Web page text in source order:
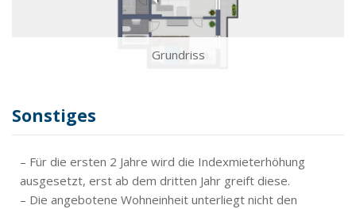
Grundriss
Sonstiges
– Für die ersten 2 Jahre wird die Indexmieterhöhung
ausgesetzt, erst ab dem dritten Jahr greift diese.
– Die angebotene Wohneinheit unterliegt nicht den